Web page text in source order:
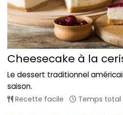
Cheesecake à la
Le dessert traditionnel
saison.
Recette facile Temps total